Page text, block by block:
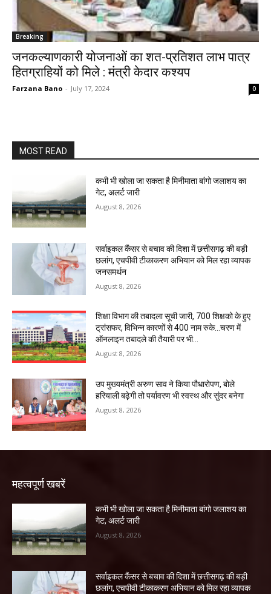
Breaking
जनकल्याणकारी योजनाओं का शत-प्रतिशत लाभ पात्र
हितग्राहियों को मिले : मंत्री केदार कश्यप
Farzana Bano - July 17, 2024 0
MOST READ
कभी भी खोला जा सकता है मिनीमाता बांगो जलाशय का
गेट, अलर्ट जारी
August 8, 2026
सर्वाइकल कैंसर से बचाव की दिशा में छत्तीसगढ़ की बड़ी
छलांग, एचपीवी टीकाकरण अभियान को मिल रहा व्यापक
जनसमर्थन
August 8, 2026
शिक्षा विभाग की तबादला सूची जारी, 700 शिक्षको के हुए
ट्रांसफर, विभिन्न कारणों से 400 नाम रुके…चरण में
ऑनलाइन तबादले की तैयारी पर भी...
August 8, 2026
उप मुख्यमंत्री अरुण साव ने किया पौधारोपण, बोले
हरियाली बढ़ेगी तो पर्यावरण भी स्वस्थ और सुंदर बनेगा
August 8, 2026
महत्वपूर्ण खबरें
कभी भी खोला जा सकता है मिनीमाता बांगो जलाशय का
गेट, अलर्ट जारी
August 8, 2026
सर्वाइकल कैंसर से बचाव की दिशा में छत्तीसगढ़ की बड़ी
छलांग, एचपीवी टीकाकरण अभियान को मिल रहा व्यापक